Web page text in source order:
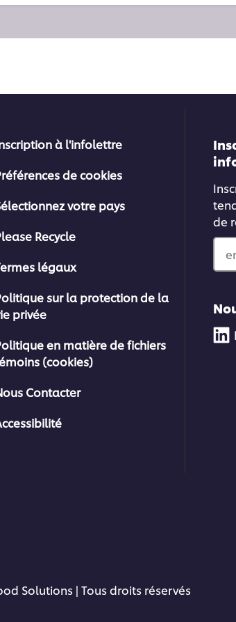
à l'infolettre
de cookies
votre pays
Recycle
légaux
sur la protection de la
privée
en matière de fichiers
(cookies)
Contacter
de
Solutions | Tous droits réservés